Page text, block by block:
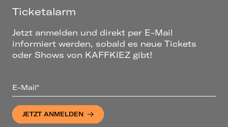
Ticketalarm
Jetzt anmelden und direkt per E-Mail
informiert werden, sobald es neue Tickets
oder Shows von KAFFKIEZ gibt!
E-Mail*
JETZT ANMELDEN